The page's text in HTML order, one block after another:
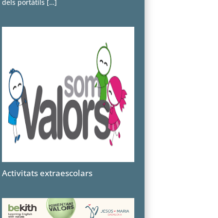
dels portàtils […]
Activitats extraescolars